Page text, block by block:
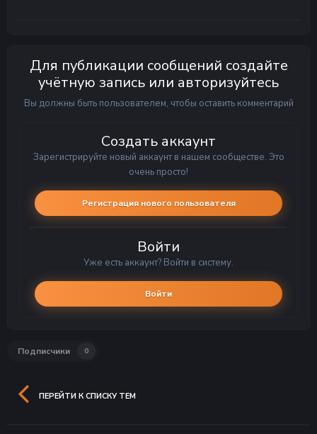
Для публикации сообщений создайте
учётную запись или авторизуйтесь
Вы должны быть пользователем, чтобы оставить комментарий
Создать аккаунт
Зарегистрируйте новый аккаунт в нашем сообществе. Это
очень просто!
Регистрация нового пользователя
Войти
Уже есть аккаунт? Войти в систему.
Войти
Подписчики 0
ПЕРЕЙТИ К СПИСКУ ТЕМ